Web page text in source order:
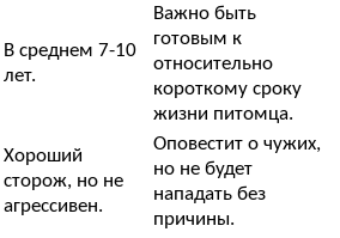
В среднем 7-10
лет.
Важно быть
готовым к
относительно
короткому сроку
жизни питомца.
Хороший
сторож, но не
агрессивен.
Оповестит о чужих,
но не будет
нападать без
причины.